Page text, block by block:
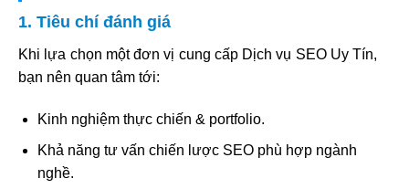
1. Tiêu chí đánh giá
Khi lựa chọn một đơn vị cung cấp Dịch vụ SEO Uy Tín,
bạn nên quan tâm tới:
Kinh nghiệm thực chiến & portfolio.
Khả năng tư vấn chiến lược SEO phù hợp ngành
nghề.